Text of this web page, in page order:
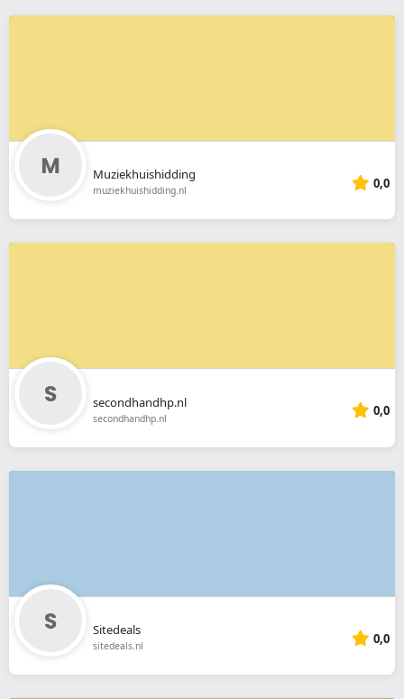
Muziekhuishidding
muziekhuishidding.nl 0,0
secondhandhp.nl
secondhandhp.nl 0,0
Sitedeals
sitedeals.nl 0,0